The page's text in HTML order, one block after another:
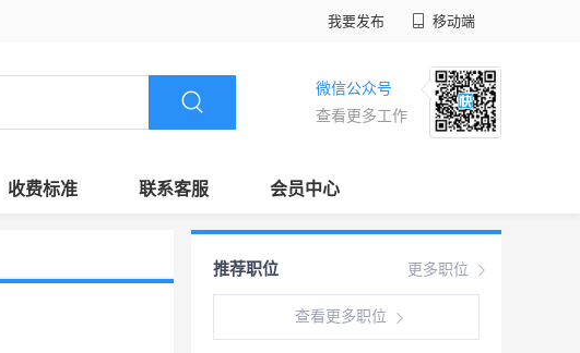
我要发布 移动端
微信公众号
查看更多工作
收费标准 联系客服 会员中心
更多职位
推荐职位
查看更多职位